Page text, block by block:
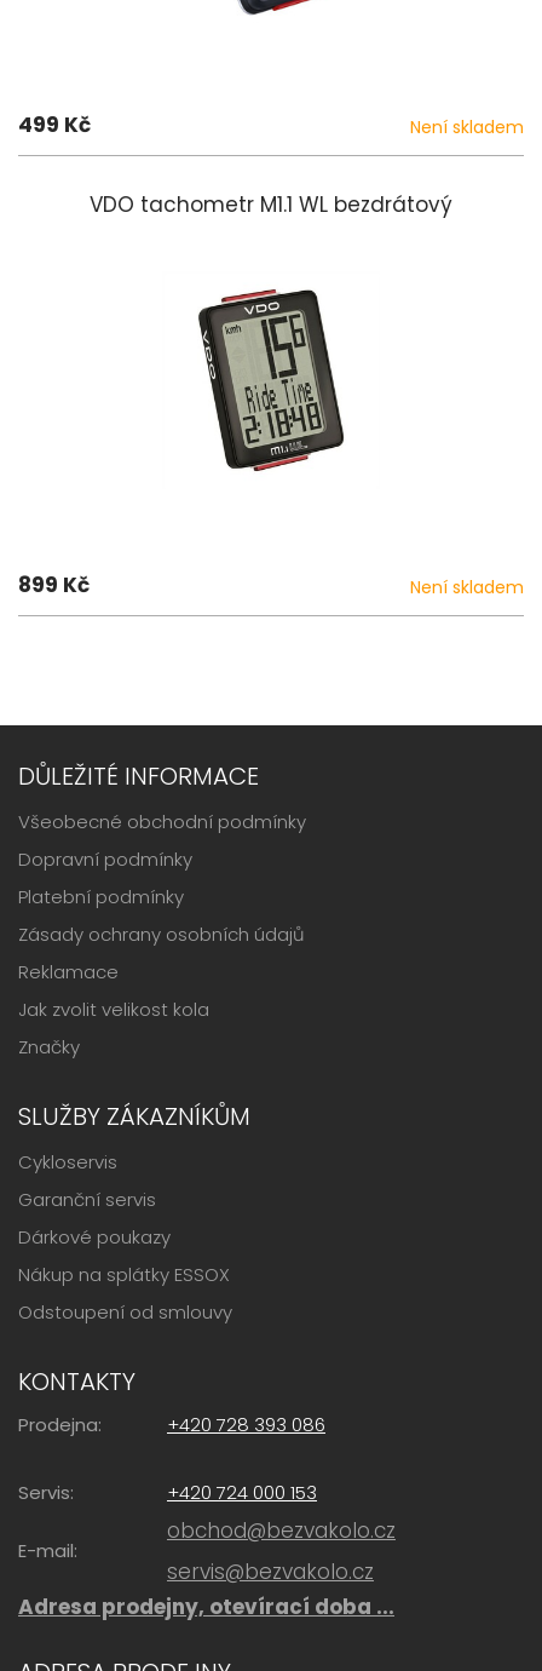
499 Kč Není skladem
VDO tachometr M1.1 WL bezdrátový
899 Kč Není skladem
DŮLEŽITÉ INFORMACE
Všeobecné obchodní podmínky
Dopravní podmínky
Platební podmínky
Zásady ochrany osobních údajů
Reklamace
Jak zvolit velikost kola
Značky
SLUŽBY ZÁKAZNÍKŮM
Cykloservis
Garanční servis
Dárkové poukazy
Nákup na splátky ESSOX
Odstoupení od smlouvy
KONTAKTY
Prodejna: +420 728 393 086
Servis: +420 724 000 153
E-mail:
obchod@bezvakolo.cz
servis@bezvakolo.cz
Adresa prodejny, otevírací doba ...